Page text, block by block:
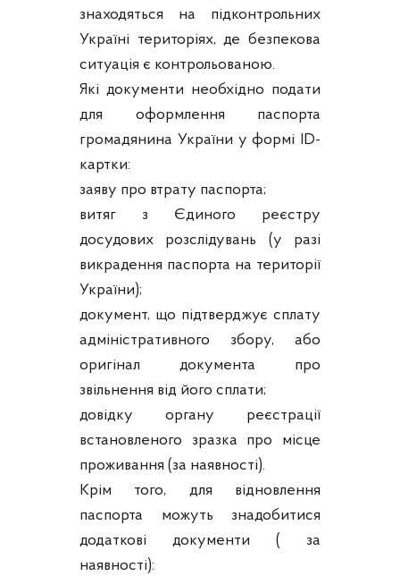
знаходяться на підконтрольних
Україні територіях, де безпекова
ситуація є контрольованою.
Які документи необхідно подати
для оформлення паспорта
громадянина України у формі ID-
картки:
заяву про втрату паспорта;
витяг з Єдиного реєстру
досудових розслідувань (у разі
викрадення паспорта на території
України);
документ, що підтверджує сплату
адміністративного збору, або
оригінал документа про
звільнення від його сплати;
довідку органу реєстрації
встановленого зразка про місце
проживання (за наявності).
Крім того, для відновлення
паспорта можуть знадобитися
додаткові документи ( за
наявності):